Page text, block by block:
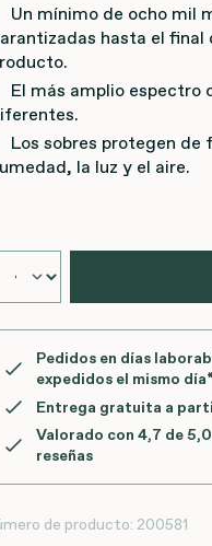
Un mínimo de ocho mil
hasta el final
El más amplio espectro
Los sobres protegen
la luz y el aire.
Pedidos en días
expedidos el mismo día*
Entrega gratuita a
Valorado con 4,7 de
reseñas
de producto: 200581